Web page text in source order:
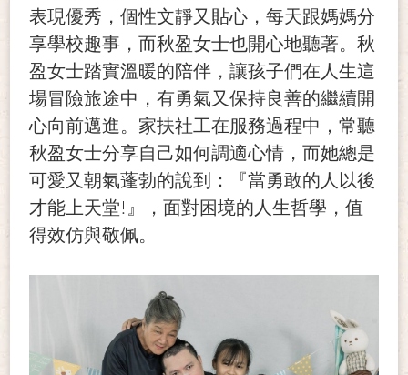
表現優秀，個性文靜又貼心，每天跟媽媽分
享學校趣事，而秋盈女士也開心地聽著。秋
盈女士踏實溫暖的陪伴，讓孩子們在人生這
場冒險旅途中，有勇氣又保持良善的繼續開
心向前邁進。家扶社工在服務過程中，常聽
秋盈女士分享自己如何調適心情，而她總是
可愛又朝氣蓬勃的說到：『當勇敢的人以後
才能上天堂! 』，面對困境的人生哲學，值
得效仿與敬佩。